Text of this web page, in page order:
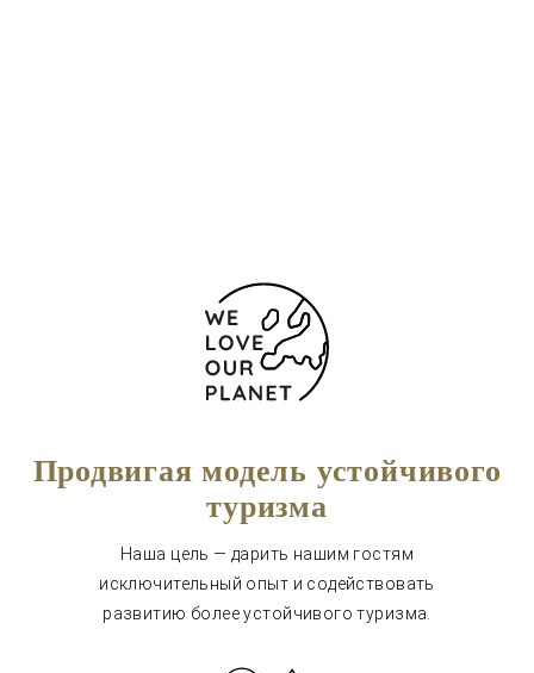
Продвигая модель устойчивого
туризма
Наша цель — дарить нашим гостям
исключительный опыт и содействовать
развитию более устойчивого туризма.